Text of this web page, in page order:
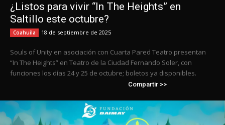
¿Listos para vivir “In The Heights” en
Saltillo este octubre?
Coahuila 18 de septiembre de 2025
Souls of Unity en asociación con Cuarta Pared Teatro presentan
“In The Heights” en Teatro de la Ciudad Fernando Soler, con
funciones los días 24 y 25 de octubre; boletos ya disponibles.
Compartir >>